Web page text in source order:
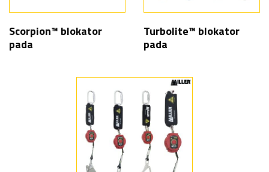
Scorpion™ blokator
pada
Turbolite™ blokator
pada